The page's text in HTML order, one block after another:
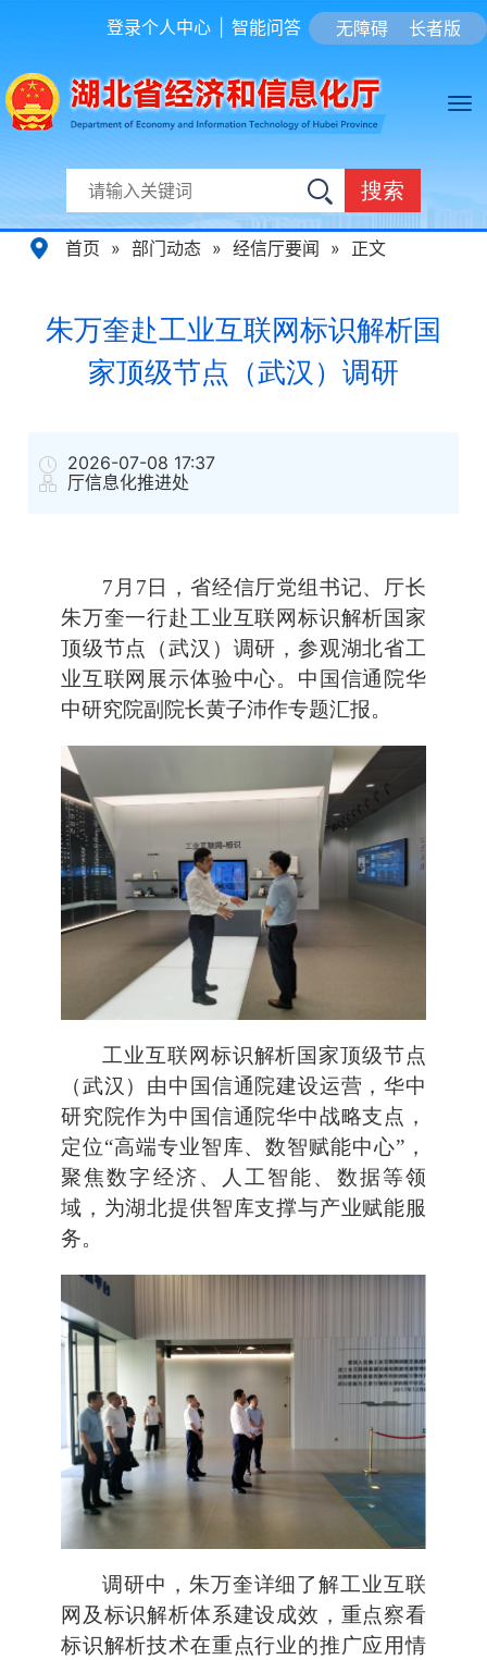
无障碍 长者版
登录个人中心 智能问答
搜索
首页 » 部门动态 » 经信厅要闻 » 正文
朱万奎赴工业互联网标识解析国
家顶级节点（武汉）调研
2026-07-08 17:37
厅信息化推进处
7月7日，省经信厅党组书记、厅长
朱万奎一行赴工业互联网标识解析国家
顶级节点（武汉）调研，参观湖北省工
业互联网展示体验中心。中国信通院华
中研究院副院长黄子沛作专题汇报。
工业互联网标识解析国家顶级节点
（武汉）由中国信通院建设运营，华中
研究院作为中国信通院华中战略支点，
定位“高端专业智库、数智赋能中心”，
聚焦数字经济、人工智能、数据等领
域，为湖北提供智库支撑与产业赋能服
务。
调研中，朱万奎详细了解工业互联
网及标识解析体系建设成效，重点察看
标识解析技术在重点行业的推广应用情